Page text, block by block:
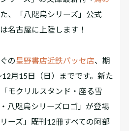
、「八咫烏シリーズ」公式
名古屋に上陸します！
の星野書店近鉄パッセ店、期
月15日（日）までです。新た
モクリルスタンド・座る雪
八咫烏シリーズロゴ」が登場
ーズ」既刊12冊すべての阿部